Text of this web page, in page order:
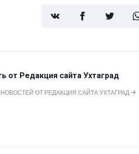
от Редакция сайта Ухтаград
ОТ РЕДАКЦИЯ САЙТА УХТАГРАД